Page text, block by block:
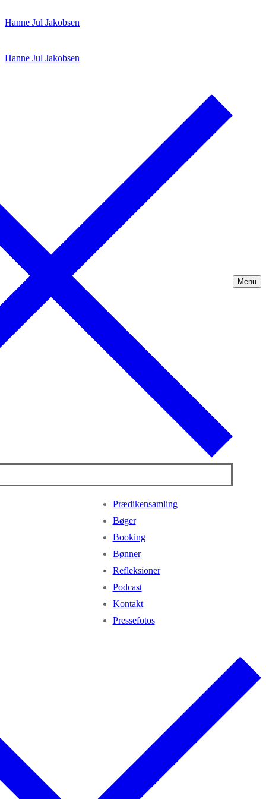
til
Hanne Jul Jakobsen
Hanne Jul Jakobsen
Menu
Prædikensamling
Bøger
Booking
Bønner
Refleksioner
Podcast
Kontakt
Pressefotos